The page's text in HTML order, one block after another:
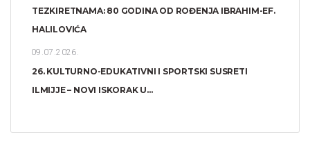
TEZKIRETNAMA: 80 GODINA OD ROĐENJA IBRAHIM-EF.
HALILOVIĆA
09.07.2026.
26. KULTURNO-EDUKATIVNI I SPORTSKI SUSRETI
ILMIJJE – NOVI ISKORAK U...